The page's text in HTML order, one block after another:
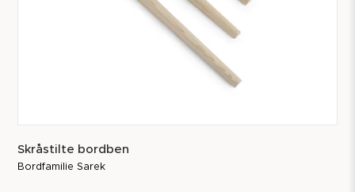
Skråstilte bordben
Bordfamilie Sarek